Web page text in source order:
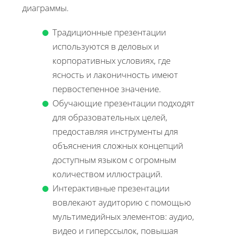
диаграммы.
Традиционные презентации
используются в деловых и
корпоративных условиях, где
ясность и лаконичность имеют
первостепенное значение.
Обучающие презентации подходят
для образовательных целей,
предоставляя инструменты для
объяснения сложных концепций
доступным языком с огромным
количеством иллюстраций.
Интерактивные презентации
вовлекают аудиторию с помощью
мультимедийных элементов: аудио,
видео и гиперссылок, повышая